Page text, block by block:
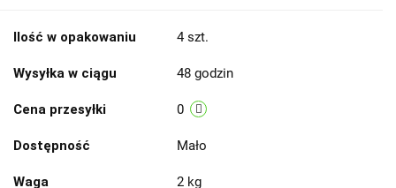
Ilość w opakowaniu 4 szt.
Wysyłka w ciągu 48 godzin
Cena przesyłki 0
Dostępność Mało
Waga 2 kg